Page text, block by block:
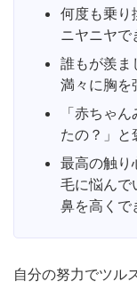
何度も乗り
ニヤニヤで
誰もが羨ま
満々に胸を
「赤ちゃ
たの？」と
最高の触り
毛に悩んで
鼻を高くで
自分の努力でツル